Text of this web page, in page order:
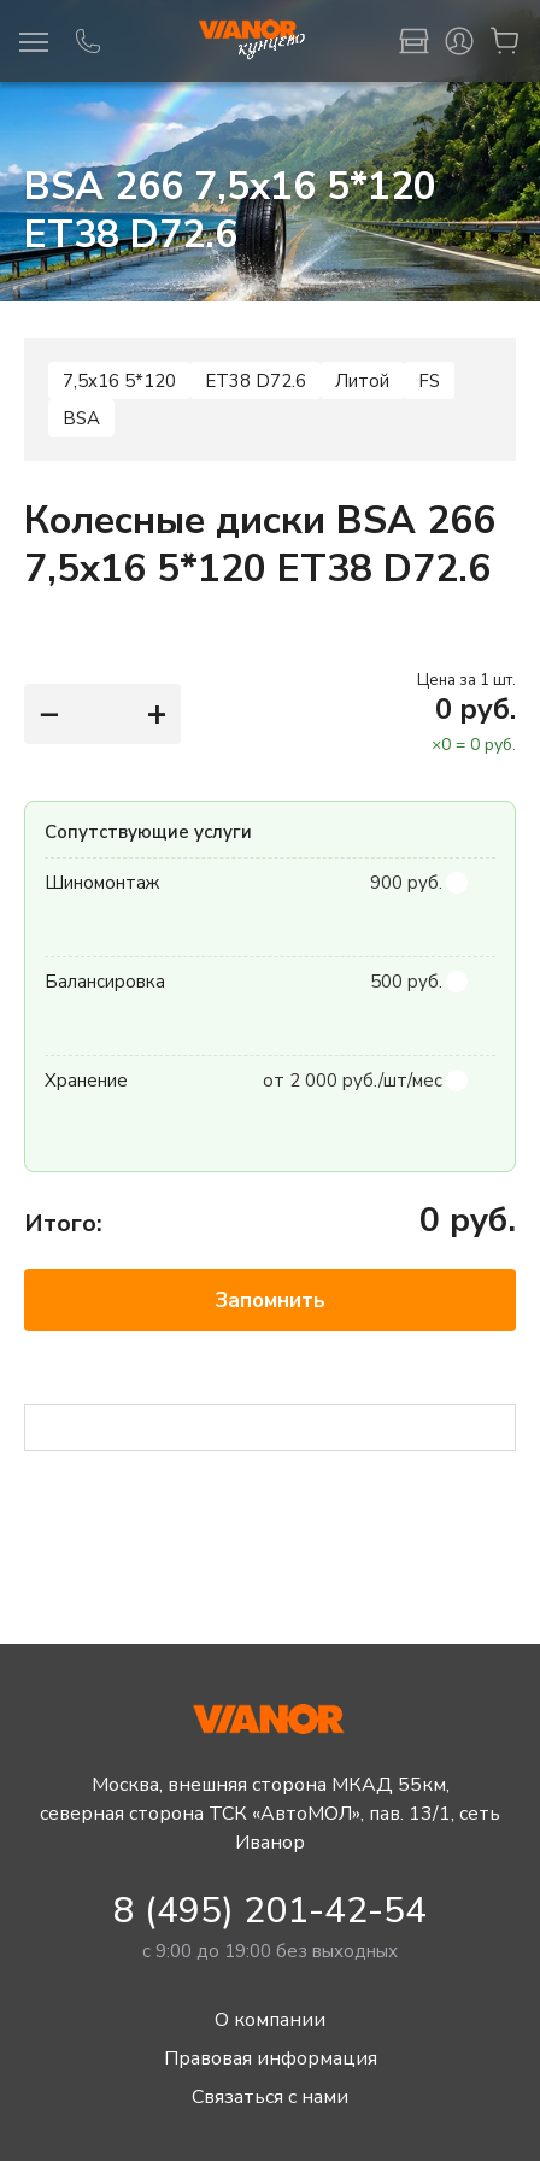
BSA 266 7,5x16 5*120
ET38 D72.6
7,5x16 5*120 ET38 D72.6 Литой
FS
BSA
Колесные диски BSA 266
7,5x16 5*120 ET38 D72.6
− +
Цена за 1 шт.
0 руб.
×0 = 0 руб.
Сопутствующие услуги
Шиномонтаж 900 руб.
Балансировка 500 руб.
Хранение от 2 000 руб./шт/мес
Итого: 0 руб.
Запомнить
Москва, внешняя сторона МКАД 55км,
северная сторона ТСК «АвтоМОЛ», пав. 13/1, сеть
Иванор
8 (495) 201-42-54
с 9:00 до 19:00 без выходных
О компании
Правовая информация
Связаться с нами
Информация Фото товара